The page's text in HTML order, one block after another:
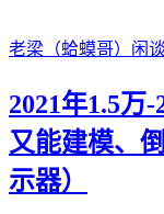
老梁（蛤蟆哥） 闲谈
2021年1.5万
又能建模、
示器）